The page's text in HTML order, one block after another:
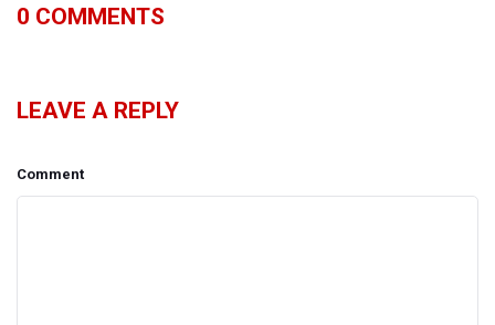
0 COMMENTS
LEAVE A REPLY
Comment